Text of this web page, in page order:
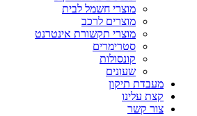
מוצרי חשמל לבית
מוצרים לרכב
מוצרי תקשורת אינטרנט
סטרימרים
קונסולות
שעונים
מעבדת תיקון
קצת עלינו
צור קשר